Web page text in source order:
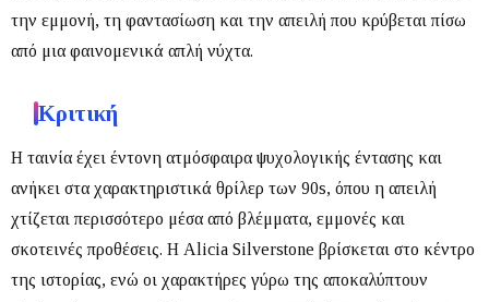
την εμμονή, τη φαντασίωση και την απειλή που κρύβεται πίσω
από μια φαινομενικά απλή νύχτα.
Κριτική
Η ταινία έχει έντονη ατμόσφαιρα ψυχολογικής έντασης και
ανήκει στα χαρακτηριστικά θρίλερ των 90s, όπου η απειλή
χτίζεται περισσότερο μέσα από βλέμματα, εμμονές και
σκοτεινές προθέσεις. Η Alicia Silverstone βρίσκεται στο κέντρο
της ιστορίας, ενώ οι χαρακτήρες γύρω της αποκαλύπτουν